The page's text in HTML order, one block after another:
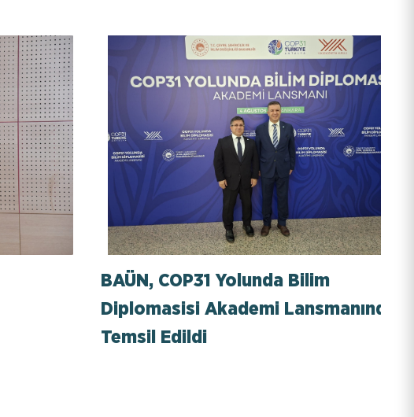
BAÜN, COP31 Yolunda Bilim
Diplomasisi Akademi Lansmanında
Temsil Edildi